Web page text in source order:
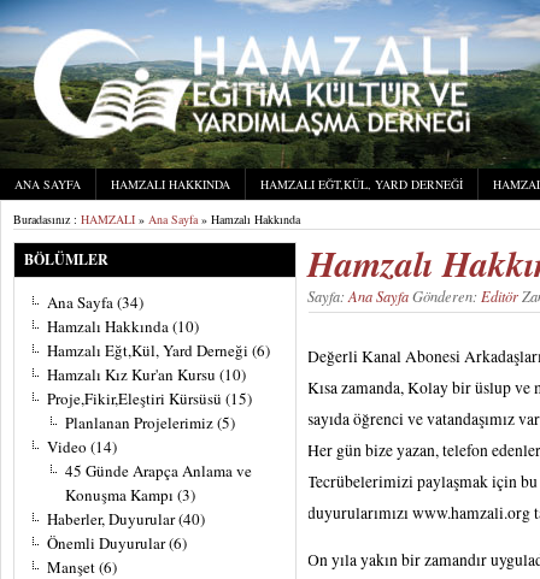
ANA SAYFA HAMZALI HAKKINDA HAMZALI EĞT,KÜL, YARD DERNEĞI
Buradasınız : HAMZALI » Ana Sayfa» Hamzalı Hakkında
BÖLÜMLER
Ana Sayfa(34)
Hamzalı Hakkında(10)
Hamzalı Eğt,Kül, Yard Derneği (6)
Hamzalı Kız Kur'an Kursu (10)
Proje,Fikir,Eleştiri Kürsüsü (15)
Planlanan Projelerimiz(5)
Video (14)
45 Günde Arapça Anlama ve
Konuşma Kampı (3)
Haberler, Duyurular(40)
Önemli Duyurular(6)
Manşet(6)
Hamzalı
Sayfa:Ana SayfaGönderen: Editör
Değerli Kanal Abonesi
Kısa zamanda, Kolay bir üslup
sayıda öğrenci ve vatandaşımız
Her gün bize yazan, telefon
Tecrübelerimizi paylaşmak için
duyurularımızı www.hamzali.org
On yıla yakın bir zamandır